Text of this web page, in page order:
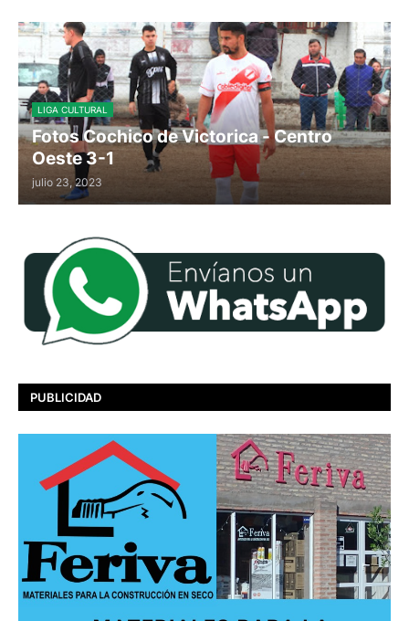
LIGA CULTURAL
Fotos Cochico de Victorica - Centro
Oeste 3-1
julio 23, 2023
PUBLICIDAD